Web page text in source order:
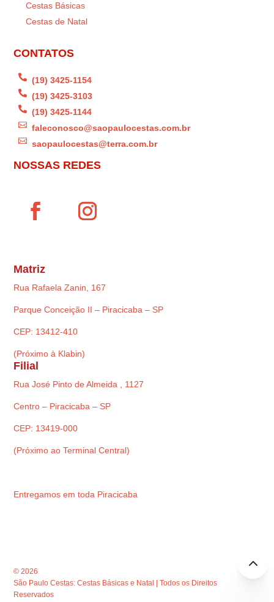
Cestas Básicas
Cestas de Natal
CONTATOS
 (19) 3425-1154
 (19) 3425-3103
 (19) 3425-1144
 faleconosco@saopaulocestas.com.br
 saopaulocestas@terra.com.br
NOSSAS REDES
Matriz
Rua Rafaela Zanin, 167
Parque Conceição II – Piracicaba – SP
CEP: 13412-410
(Próximo à Klabin)
Filial
Rua José Pinto de Almeida , 1127
Centro – Piracicaba – SP
CEP: 13419-000
(Próximo ao Terminal Central)
Entregamos em toda Piracicaba
© 2026
São Paulo Cestas: Cestas Básicas e Natal | Todos os Direitos
Reservados